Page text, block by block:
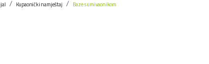
Kupaonički namještaj Baze s umivaonikom